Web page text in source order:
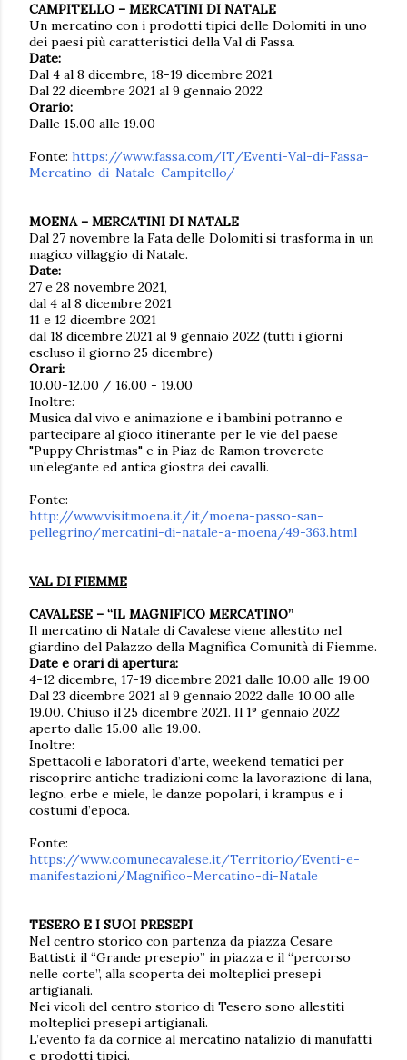
CAMPITELLO – MERCATINI DI NATALE
Un mercatino con i prodotti tipici delle Dolomiti in uno
dei paesi più caratteristici della Val di Fassa.
Date:
Dal 4 al 8 dicembre, 18-19 dicembre 2021
Dal 22 dicembre 2021 al 9 gennaio 2022
Orario:
Dalle 15.00 alle 19.00
Fonte: https://www.fassa.com/IT/Eventi-Val-di-Fassa-
Mercatino-di-Natale-Campitello/
MOENA – MERCATINI DI NATALE
Dal 27 novembre la Fata delle Dolomiti si trasforma in un
magico villaggio di Natale.
Date:
27 e 28 novembre 2021,
dal 4 al 8 dicembre 2021
11 e 12 dicembre 2021
dal 18 dicembre 2021 al 9 gennaio 2022 (tutti i giorni
escluso il giorno 25 dicembre)
Orari:
10.00-12.00 / 16.00 - 19.00
Inoltre:
Musica dal vivo e animazione e i bambini potranno e
partecipare al gioco itinerante per le vie del paese
"Puppy Christmas" e in Piaz de Ramon troverete
un’elegante ed antica giostra dei cavalli.
Fonte:
http://www.visitmoena.it/it/moena-passo-san-
pellegrino/mercatini-di-natale-a-moena/49-363.html
VAL DI FIEMME
CAVALESE – “IL MAGNIFICO MERCATINO”
Il mercatino di Natale di Cavalese viene allestito nel
giardino del Palazzo della Magnifica Comunità di Fiemme.
Date e orari di apertura:
4-12 dicembre, 17-19 dicembre 2021 dalle 10.00 alle 19.00
Dal 23 dicembre 2021 al 9 gennaio 2022 dalle 10.00 alle
19.00. Chiuso il 25 dicembre 2021. Il 1° gennaio 2022
aperto dalle 15.00 alle 19.00.
Inoltre:
Spettacoli e laboratori d’arte, weekend tematici per
riscoprire antiche tradizioni come la lavorazione di lana,
legno, erbe e miele, le danze popolari, i krampus e i
costumi d’epoca.
Fonte:
https://www.comunecavalese.it/Territorio/Eventi-e-
manifestazioni/Magnifico-Mercatino-di-Natale
TESERO E I SUOI PRESEPI
Nel centro storico con partenza da piazza Cesare
Battisti: il “Grande presepio” in piazza e il “percorso
nelle corte”, alla scoperta dei molteplici presepi
artigianali.
Nei vicoli del centro storico di Tesero sono allestiti
molteplici presepi artigianali.
L’evento fa da cornice al mercatino natalizio di manufatti
e prodotti tipici.